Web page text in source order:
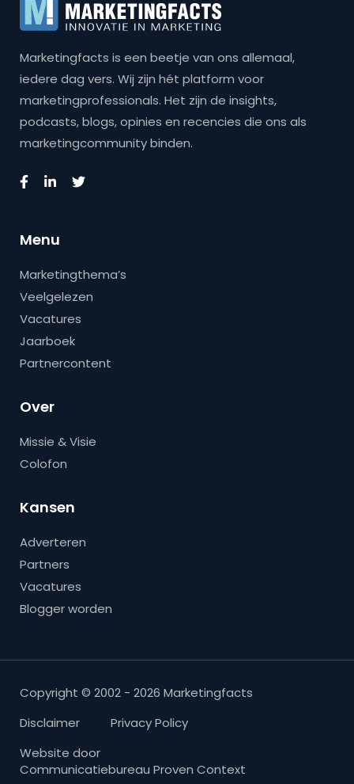
Marketingfacts is een beetje van ons allemaal,
iedere dag vers. Wij zijn hét platform voor
marketingprofessionals. Het zijn de insights,
podcasts, blogs, opinies en recencies die ons als
marketingcommunity binden.
Menu
Marketingthema’s
Veelgelezen
Vacatures
Jaarboek
Partnercontent
Over
Missie & Visie
Colofon
Kansen
Adverteren
Partners
Vacatures
Blogger worden
Copyright © 2002 - 2026 Marketingfacts
Disclaimer
Privacy Policy
Website door
Communicatiebureau Proven Context